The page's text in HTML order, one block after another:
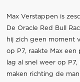
Max Verstappen is
De Oracle Red Bull
hij zich geen moment
op P7, raakte Max
lag al snel weer op
maken richting de